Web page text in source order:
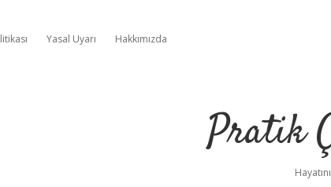
Yasal Uyarı Hakkımızda
Pratik